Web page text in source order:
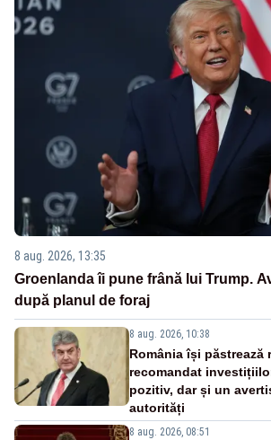
8 aug. 2026, 13:35
Groenlanda îi pune frână lui Trump.
după planul de foraj
8 aug. 2026, 10:38
România își păstrează
recomandat
pozitiv, dar și un
autorități
8 aug. 2026, 08:51